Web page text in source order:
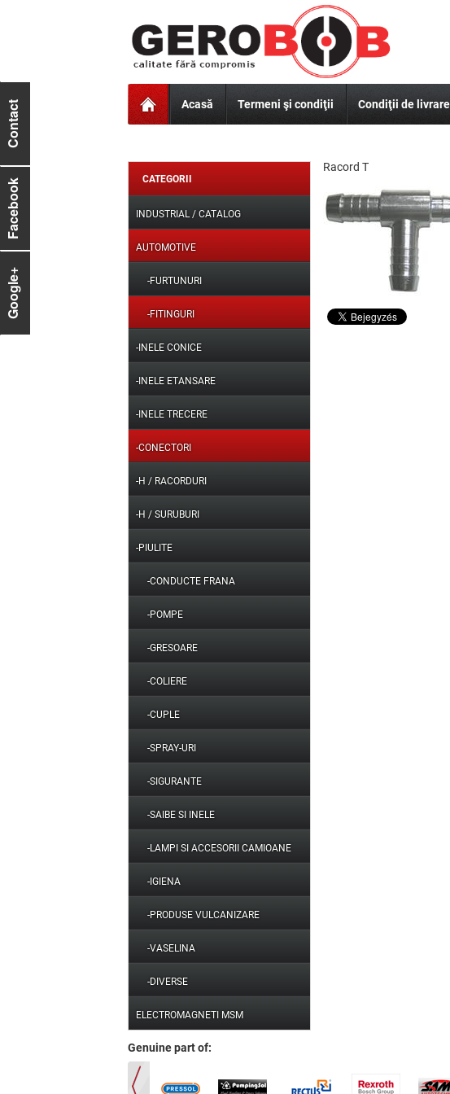
Acasă Termeni şi condiţii Condiţii de livrare
Contact
Facebook
Google+
CATEGORII
INDUSTRIAL / CATALOG
AUTOMOTIVE
-FURTUNURI
-FITINGURI
-INELE CONICE
-INELE ETANSARE
-INELE TRECERE
-CONECTORI
-H / RACORDURI
-H / SURUBURI
-PIULITE
-CONDUCTE FRANA
-POMPE
-GRESOARE
-COLIERE
-CUPLE
-SPRAY-URI
-SIGURANTE
-SAIBE SI INELE
-LAMPI SI ACCESORII CAMIOANE
-IGIENA
-PRODUSE VULCANIZARE
-VASELINA
-DIVERSE
ELECTROMAGNETI MSM
Racord T
Genuine part of: